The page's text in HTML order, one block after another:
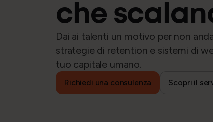
che
Dai ai talenti un motivo per non
strategie di retention e sistemi di
tuo capitale umano.
Richiedi una consulenza Scopri il